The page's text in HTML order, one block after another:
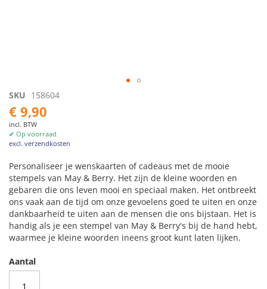
Ga
naar
het
begin
van
afbeeldingen-
gallerij
SKU 158604
€ 9,90
incl. BTW
✔ Op voorraad
excl. verzendkosten
Personaliseer je wenskaarten of cadeaus met de mooie
stempels van May & Berry. Het zijn de kleine woorden en
gebaren die ons leven mooi en speciaal maken. Het ontbreekt
ons vaak aan de tijd om onze gevoelens goed te uiten en onze
dankbaarheid te uiten aan de mensen die ons bijstaan. Het is
handig als je een stempel van May & Berry's bij de hand hebt,
waarmee je kleine woorden ineens groot kunt laten lijken.
Aantal